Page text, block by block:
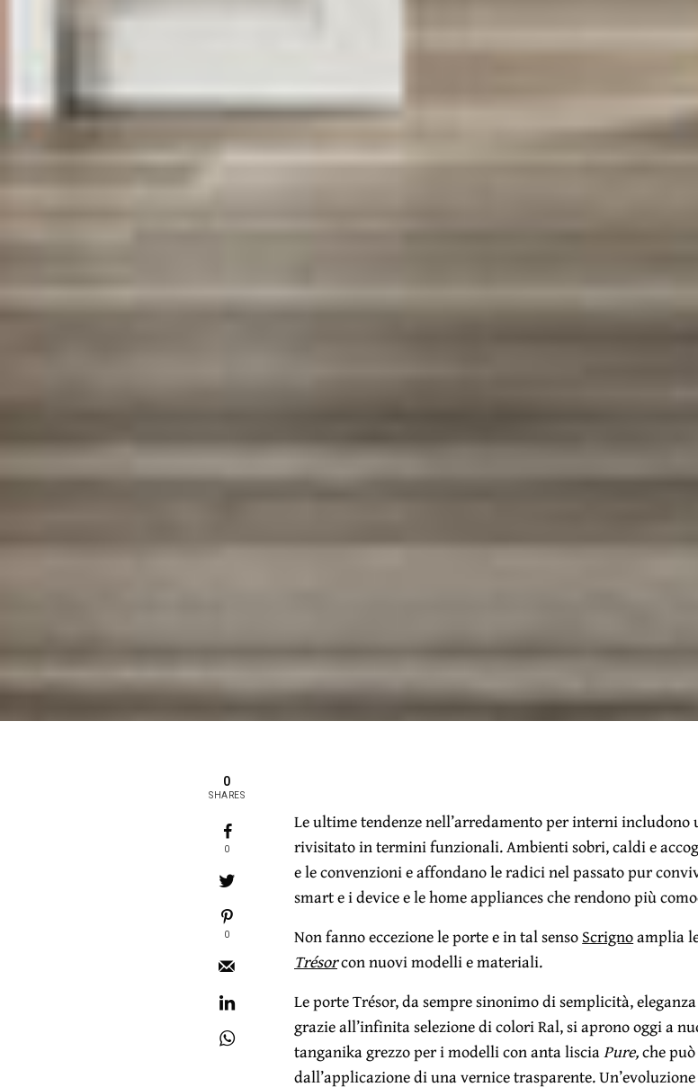
0
SHARES
0
0
Le ultime tendenze nell’arredamento per interni includono
rivisitato in termini funzionali. Ambienti sobri, caldi e
e le convenzioni e affondano le radici nel passato pur
smart e i device e le home appliances che rendono più
Non fanno eccezione le porte e in tal sensoScrignoamplia
Trésorcon nuovi modelli e materiali.
Le porte Trésor, da sempre sinonimo di semplicità,
grazie all’infinita selezione di colori Ral, si aprono oggi a
tanganika grezzo per i modelli con anta lisciaPure,che
dall’applicazione di una vernice trasparente.